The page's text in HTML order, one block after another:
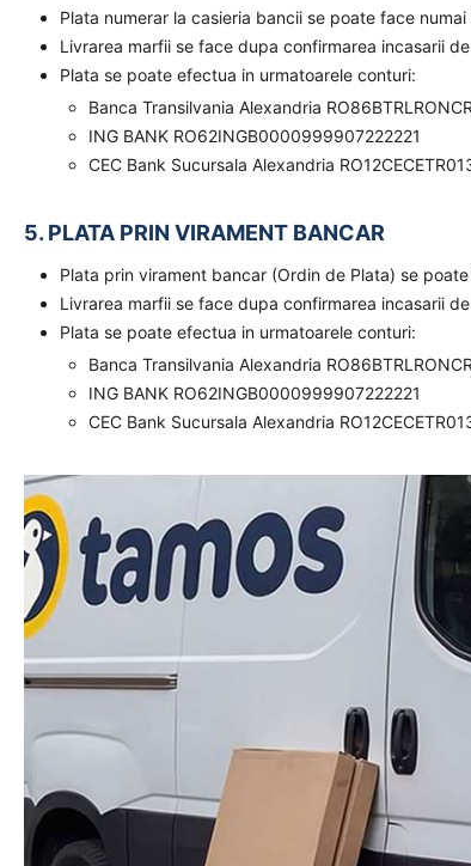
Plata numerar la casieria bancii se poate face
Livrarea marfii se face dupa confirmarea incasarii
Plata se poate efectua in urmatoarele conturi:
Banca Transilvania Alexandria
ING BANK RO62INGB0000999907222221
CEC Bank Sucursala Alexandria
5. PLATA PRIN VIRAMENT BANCAR
Plata prin virament bancar (Ordin de Plata) se
Livrarea marfii se face dupa confirmarea incasarii
Plata se poate efectua in urmatoarele conturi:
Banca Transilvania Alexandria
ING BANK RO62INGB0000999907222221
CEC Bank Sucursala Alexandria